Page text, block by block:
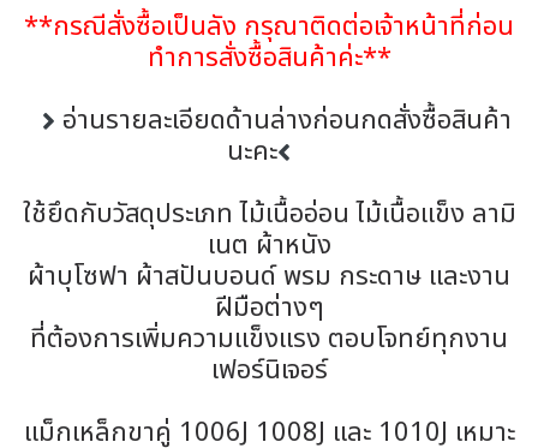
**กรณีสั่งซื้อเป็นลัง กรุณาติดต่อเจ้าหน้าที่ก่อน
ทำการสั่งซื้อสินค้าค่ะ**
อ่านรายละเอียดด้านล่างก่อนกดสั่งซื้อสินค้า
นะคะ
ใช้ยึดกับวัสดุประเภท ไม้เนื้ออ่อน ไม้เนื้อแข็ง ลามิ
เนต ผ้าหนัง
ผ้าบุโซฟา ผ้าสปันบอนด์ พรม กระดาษ และงาน
ฝีมือต่างๆ
ที่ต้องการเพิ่มความแข็งแรง ตอบโจทย์ทุกงาน
เฟอร์นิเจอร์
แม็กเหล็กขาคู่ 1006J 1008J และ 1010J เหมาะ